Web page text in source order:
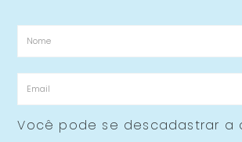
Você pode se descadastrar a